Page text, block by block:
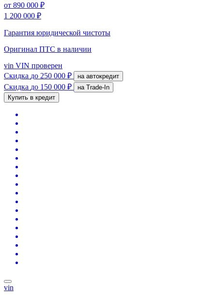
от 890 000 ₽
1 200 000 ₽
Гарантия юридической чистоты
Оригинал ПТС в наличии
vin VIN проверен
Скидка до 250 000 ₽ на автокредит
Скидка до 150 000 ₽
на Trade-In
Купить в кредит
vin